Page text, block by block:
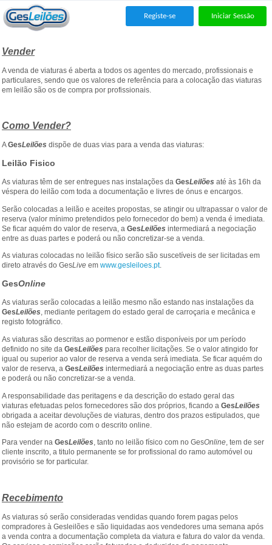
Registe-se Iniciar Sessão
Vender
A venda de viaturas é aberta a todos os agentes do mercado, profissionais e
particulares, sendo que os valores de referência para a colocação das viaturas
em leilão são os de compra por profissionais.
Como Vender?
AGesLeilões dispõe de duas vias para a venda das viaturas:
Leilão Fisico
As viaturas têm de ser entregues nas instalações da GesLeilões até às 16h da
véspera do leilão com toda a documentação e livres de ónus e encargos.
Serão colocadas a leilão e aceites propostas, se atingir ou ultrapassar o valor de
reserva (valor mínimo pretendidos pelo fornecedor do bem) a venda é imediata.
Se ficar aquém do valor de reserva, a GesLeilões intermediará a negociação
entre as duas partes e poderá ou não concretizar-se a venda.
As viaturas colocadas no leilão físico serão são suscetíveis de ser licitadas em
direto através do GesLive em www.gesleiloes.pt.
GesOnline
As viaturas serão colocadas a leilão mesmo não estando nas instalações da
GesLeilões, mediante peritagem do estado geral de carroçaria e mecânica e
registo fotográfico.
As viaturas são descritas ao pormenor e estão disponíveis por um período
definido no site da GesLeilões para recolher licitações. Se o valor atingido for
igual ou superior ao valor de reserva a venda será imediata. Se ficar aquém do
valor de reserva, a GesLeilões intermediará a negociação entre as duas partes
e poderá ou não concretizar-se a venda.
A responsabilidade das peritagens e da descrição do estado geral das
viaturas efetuadas pelos fornecedores são dos próprios, ficando a GesLeilões
obrigada a aceitar devoluções de viaturas, dentro dos prazos estipulados, que
não estejam de acordo com o descrito online.
Para vender na GesLeilões, tanto no leilão físico com no GesOnline, tem de ser
cliente inscrito, a titulo permanente se for profissional do ramo automóvel ou
provisório se for particular.
Recebimento
As viaturas só serão consideradas vendidas quando forem pagas pelos
compradores à Gesleilões e são liquidadas aos vendedores uma semana após
a venda contra a documentação completa da viatura e fatura do valor da venda.